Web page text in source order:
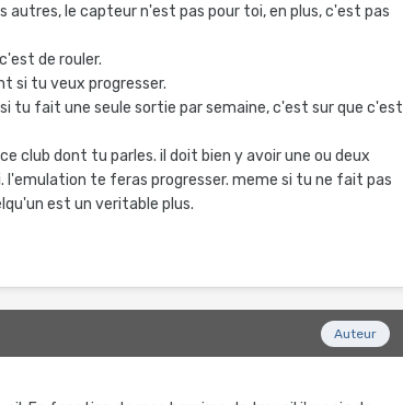
autres, le capteur n'est pas pour toi, en plus, c'est pas
de rouler.
si tu veux progresser.
tu fait une seule sortie par semaine, c'est sur que c'est
club dont tu parles. il doit bien y avoir une ou deux
l'emulation te feras progresser. meme si tu ne fait pas
est un veritable plus.
Auteur